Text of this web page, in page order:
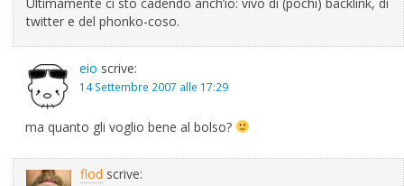
twitter e del phonko-coso.
eio scrive:
14 Settembre 2007 alle 17:29
ma quanto gli voglio bene al bolso?
flod scrive: